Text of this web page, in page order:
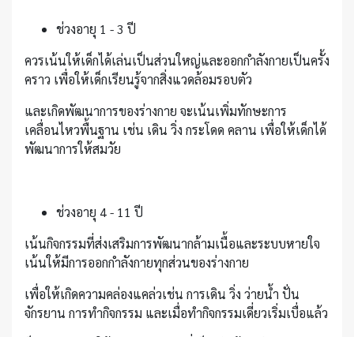
ช่วงอายุ 1 - 3 ปี
ควรเน้นให้เด็กได้เล่นเป็นส่วนใหญ่และออกกำลังกายเป็นครั้ง
คราว เพื่อให้เด็กเรียนรู้จากสิ่งแวดล้อมรอบตัว
และเกิดพัฒนาการของร่างกาย จะเน้นเพิ่มทักษะการ
เคลื่อนไหวพื้นฐาน เช่น เดิน วิ่ง กระโดด คลาน เพื่อให้เด็กได้
พัฒนาการให้สมวัย
ช่วงอายุ 4 - 11 ปี
เน้นกิจกรรมที่ส่งเสริมการพัฒนากล้ามเนื้อและระบบหายใจ
เน้นให้มีการออกกำลังกายทุกส่วนของร่างกาย
เพื่อให้เกิดความคล่องแคล่วเช่น การเดิน วิ่ง ว่ายน้ำ ปั่น
จักรยาน การทำกิจกรรม และเมื่อทำกิจกรรมเดี่ยวเริ่มเบื่อแล้ว